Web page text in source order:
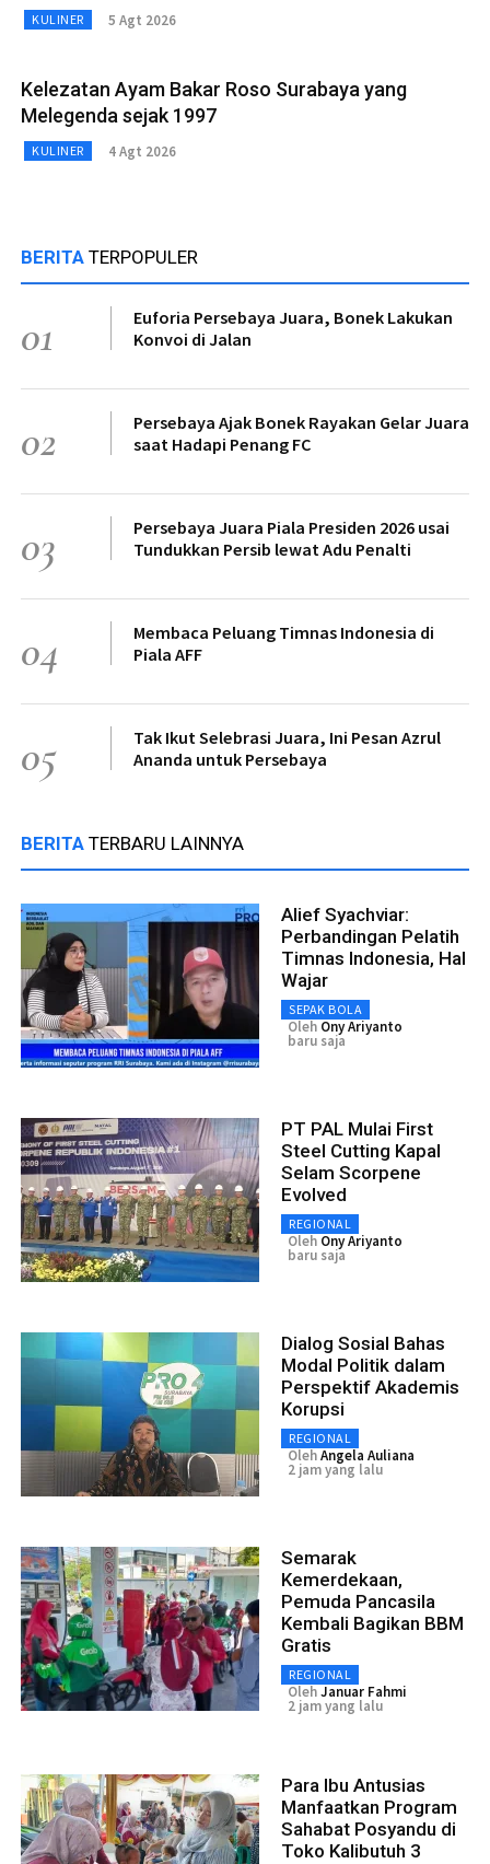
KULINER 5 Agt 2026
Kelezatan Ayam Bakar Roso Surabaya yang
Melegenda sejak 1997
KULINER 4 Agt 2026
BERITA TERPOPULER
01
Euforia Persebaya Juara, Bonek Lakukan
Konvoi di Jalan
02
Persebaya Ajak Bonek Rayakan Gelar Juara
saat Hadapi Penang FC
03
Persebaya Juara Piala Presiden 2026 usai
Tundukkan Persib lewat Adu Penalti
04
Membaca Peluang Timnas Indonesia di
Piala AFF
05
Tak Ikut Selebrasi Juara, Ini Pesan Azrul
Ananda untuk Persebaya
BERITA TERBARU LAINNYA
Alief Syachviar:
Perbandingan Pelatih
Timnas Indonesia, Hal
Wajar
SEPAK BOLA
Oleh Ony Ariyanto
baru saja
PT PAL Mulai First
Steel Cutting Kapal
Selam Scorpene
Evolved
REGIONAL
Oleh Ony Ariyanto
baru saja
Dialog Sosial Bahas
Modal Politik dalam
Perspektif Akademis
Korupsi
REGIONAL
OlehAngela Auliana
2 jam yang lalu
Semarak
Kemerdekaan,
Pemuda Pancasila
Kembali Bagikan BBM
Gratis
REGIONAL
OlehJanuar Fahmi
2 jam yang lalu
Para Ibu Antusias
Manfaatkan Program
Sahabat Posyandu di
Toko Kalibutuh 3